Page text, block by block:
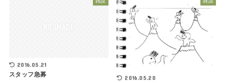
2016.05.21
スタッフ急募 2016.05.20